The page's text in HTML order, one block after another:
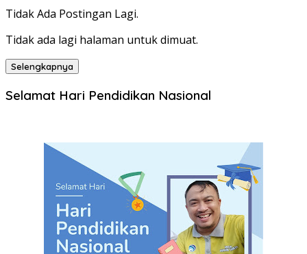
Tidak Ada Postingan Lagi.
Tidak ada lagi halaman untuk dimuat.
Selengkapnya
Selamat Hari Pendidikan Nasional